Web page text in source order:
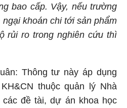
bao cấp. Vậy, nếu trường
khoán chi tới sản phẩm
rủi ro trong nghiên cứu thì
Thông tư này áp dụng
KH&CN thuộc quản lý Nhà
đề tài, dự án khoa học